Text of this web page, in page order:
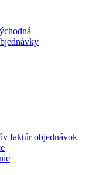
faktúr objednávok